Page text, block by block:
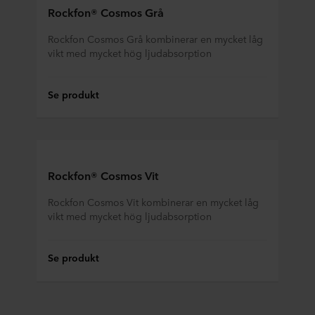
Rockfon® Cosmos Grå
Rockfon Cosmos Grå kombinerar en mycket låg
vikt med mycket hög ljudabsorption
Se produkt
Rockfon® Cosmos Vit
Rockfon Cosmos Vit kombinerar en mycket låg
vikt med mycket hög ljudabsorption
Se produkt